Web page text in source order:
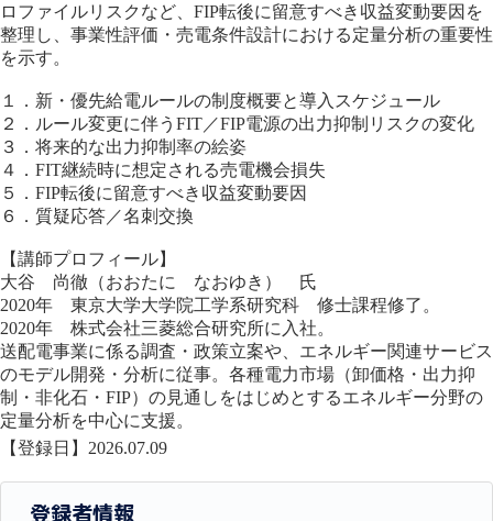
ロファイルリスクなど、FIP転後に留意すべき収益変動要因を
整理し、事業性評価・売電条件設計における定量分析の重要性
を示す。
１．新・優先給電ルールの制度概要と導入スケジュール
２．ルール変更に伴うFIT／FIP電源の出力抑制リスクの変化
３．将来的な出力抑制率の絵姿
４．FIT継続時に想定される売電機会損失
５．FIP転後に留意すべき収益変動要因
６．質疑応答／名刺交換
【講師プロフィール】
大谷 尚徹（おおたに なおゆき） 氏
2020年 東京大学大学院工学系研究科 修士課程修了。
2020年 株式会社三菱総合研究所に入社。
送配電事業に係る調査・政策立案や、エネルギー関連サービス
のモデル開発・分析に従事。各種電力市場（卸価格・出力抑
制・非化石・FIP）の見通しをはじめとするエネルギー分野の
定量分析を中心に支援。
【登録日】2026.07.09
登録者情報